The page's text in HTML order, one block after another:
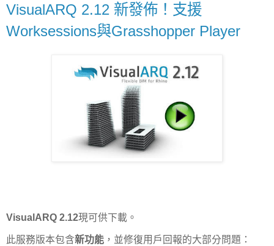
VisualARQ 2.12 新發佈！支援
Worksessions與Grasshopper Player
VisualARQ 2.12現可供下載。
此服務版本包含新功能 ，並修復用戶回報的大部分問題：